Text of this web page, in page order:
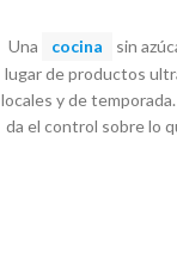
Una cocina sin
lugar de productos
locales y de
da el control sobre lo